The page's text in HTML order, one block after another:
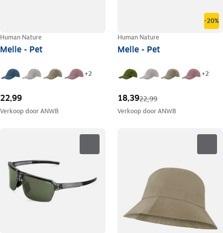
Human Nature
Melle - Pet
+2
22,99
Verkoop doorANWB
-20%
Human Nature
Melle - Pet
+2
18,3922,99
Verkoop doorANWB